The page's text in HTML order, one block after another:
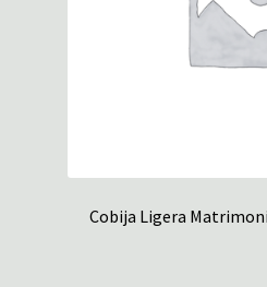
Cobija Ligera